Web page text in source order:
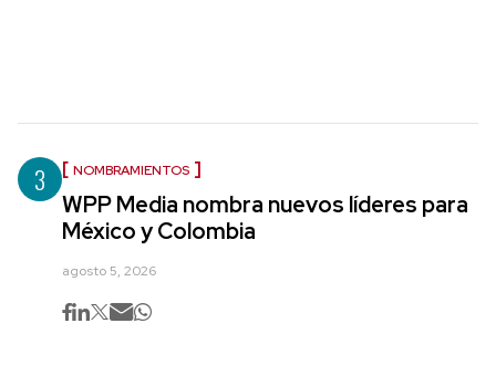
3 NOMBRAMIENTOS
WPP Media nombra nuevos líderes para
México y Colombia
agosto 5, 2026